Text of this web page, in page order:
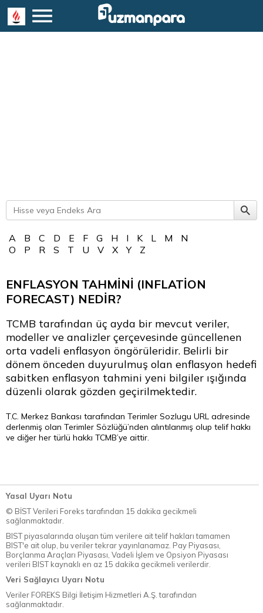
A B C D E F G H I K L M
N
O
P R S T U V X Y Z
ENFLASYON TAHMİNİ (INFLATİON
FORECAST) NEDİR?
TCMB tarafından üç ayda bir mevcut veriler,
modeller ve analizler çerçevesinde güncellenen
orta vadeli enflasyon öngörüleridir. Belirli bir
dönem önceden duyurulmuş olan enflasyon hedefi
sabitken enflasyon tahmini yeni bilgiler ışığında
düzenli olarak gözden geçirilmektedir.
T.C. Merkez Bankası tarafından Terimler Sozlugu URL adresinde
derlenmiş olan Terimler Sözlüğü’nden alıntılanmış olup telif hakkı
ve diğer her türlü hakkı TCMB’ye aittir.
Yasal Uyarı Notu
© BİST Verileri Foreks tarafından 15 dakika gecikmeli
sağlanmaktadır.
BIST piyasalarında oluşan tüm verilere ait telif hakları tamamen
BIST'e ait olup, bu veriler tekrar yayınlanamaz. Pay Piyasası,
Borçlanma Araçları Piyasası, Vadeli İşlem ve Opsiyon Piyasası
verileri BIST kaynaklı en az 15 dakika gecikmeli verilerdir.
Veri Sağlayıcı Uyarı Notu
Veriler FOREKS Bilgi İletişim Hizmetleri A.Ş. tarafından
sağlanmaktadır.